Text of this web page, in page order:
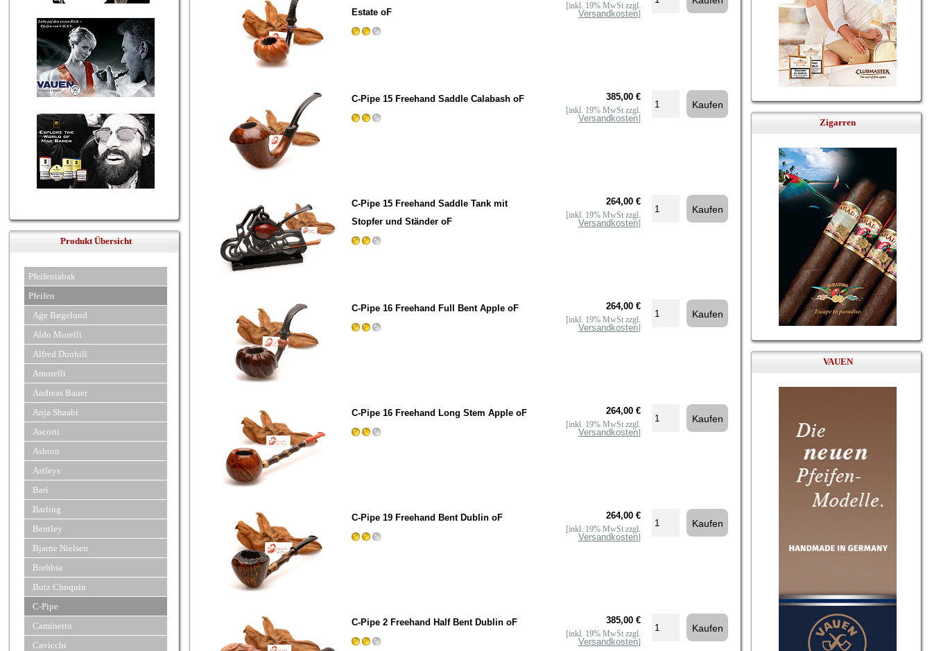
Produkt Übersicht
Pfeifentabak
Pfeifen
Age Bøgelund
Aldo Morelli
Alfred Dunhill
Amorelli
Andreas Bauer
Anja Shaabi
Ascorti
Ashton
Astleys
Bari
Barling
Bentley
Bjarne Nielsen
Brebbia
Butz Choquin
C-Pipe
Caminetto
Cavicchi
Estate oF
[inkl. 19% MwSt zzgl.
Versandkosten]
C-Pipe 15 Freehand Saddle Calabash oF 385,00 €
[inkl. 19% MwSt zzgl.
Versandkosten]
C-Pipe 15 Freehand Saddle Tank mit
Stopfer und Ständer oF
264,00 €
[inkl. 19% MwSt zzgl.
Versandkosten]
C-Pipe 16 Freehand Full Bent Apple oF 264,00 €
[inkl. 19% MwSt zzgl.
Versandkosten]
C-Pipe 16 Freehand Long Stem Apple oF 264,00 €
[inkl. 19% MwSt zzgl.
Versandkosten]
C-Pipe 19 Freehand Bent Dublin oF 264,00 €
[inkl. 19% MwSt zzgl.
Versandkosten]
C-Pipe 2 Freehand Half Bent Dublin oF 385,00 €
[inkl. 19% MwSt zzgl.
Versandkosten]
Zigarren
VAUEN